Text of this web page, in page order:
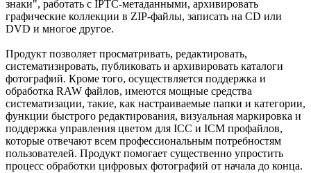
знаки", работать с IPTC-метаданными, архивировать
графические коллекции в ZIP-файлы, записать на CD или
DVD и многое другое.
Продукт позволяет просматривать, редактировать,
систематизировать, публиковать и архивировать каталоги
фотографий. Кроме того, осуществляется поддержка и
обработка RAW файлов, имеются мощные средства
систематизации, такие, как настраиваемые папки и категории,
функции быстрого редактирования, визуальная маркировка и
поддержка управления цветом для ICC и ICM профайлов,
которые отвечают всем профессиональным потребностям
пользователей. Продукт помогает существенно упростить
процесс обработки цифровых фотографий от начала до конца.